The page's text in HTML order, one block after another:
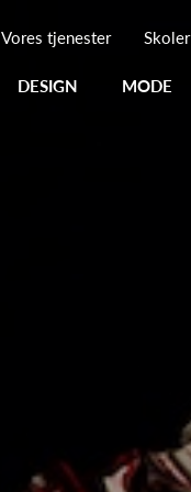
Skoler
Vores tjenester
MODE
DESIGN